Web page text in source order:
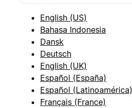
English (US)
Bahasa Indonesia
Dansk
Deutsch
English (UK)
Español (España)
Español (Latinoamérica)
Français (France)